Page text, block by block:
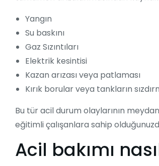
Yangın
Su baskını
Gaz Sızıntıları
Elektrik kesintisi
Kazan arızası veya patlaması
Kırık borular veya tankların
Bu tür acil durum olaylarının
eğitimli çalışanlara sahip
Acil bakımı